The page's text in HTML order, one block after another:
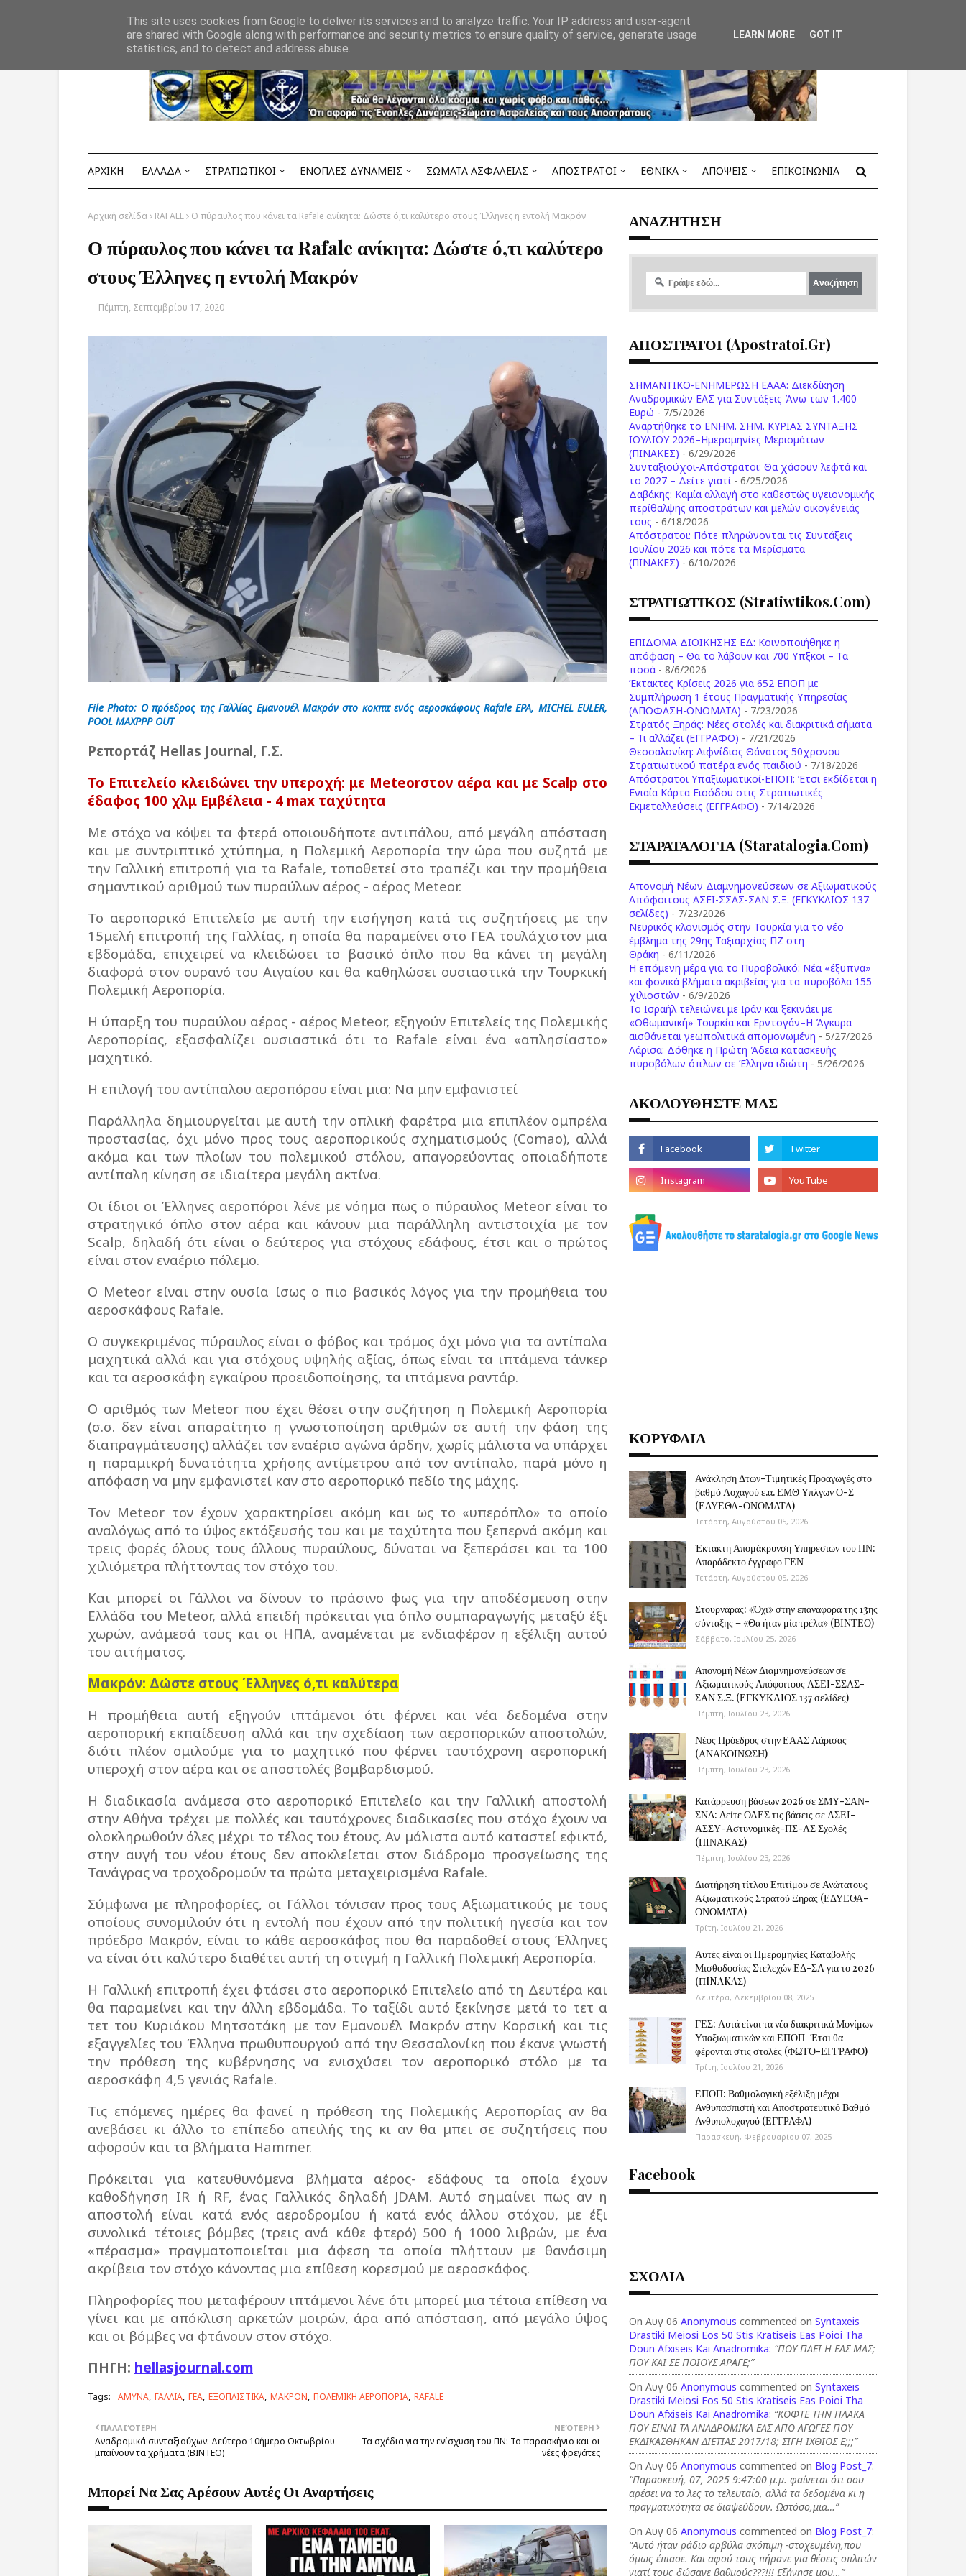
ΑΡΧΙΚΗ ΕΛΛΑΔΑ ΣΤΡΑΤΙΩΤΙΚΟΙ ΕΝΟΠΛΕΣ ΔΥΝΑΜΕΙΣ ΣΩΜΑΤΑ ΑΣΦΑΛΕΙΑΣ ΑΠΟΣΤΡΑΤΟΙ ΕΘΝΙΚΑ ΑΠΟΨΕΙΣ ΕΠΙΚΟΙΝΩΝΙΑ
Αρχική σελίδα RAFALE Ο πύραυλος που κάνει τα Rafale ανίκητα: Δώστε ό,τι καλύτερο στους Έλληνες η εντολή Μακρόν
Ο πύραυλος που κάνει τα Rafale ανίκητα: Δώστε ό,τι καλύτερο
στους Έλληνες η εντολή Μακρόν
- Πέμπτη, Σεπτεμβρίου 17, 2020
File Photo: Ο πρόεδρος της Γαλλίας Εμανουέλ Μακρόν στο κοκπιτ ενός αεροσκάφους Rafale EPA, MICHEL EULER,
POOL MAXPPP OUT
Ρεπορτάζ Hellas Journal, Γ.Σ.
Το Επιτελείο κλειδώνει την υπεροχή: με Meteorστον αέρα και με Scalp στο
έδαφος 100 χλμ Εμβέλεια - 4 max ταχύτητα
Με στόχο να κόψει τα φτερά οποιουδήποτε αντιπάλου, από μεγάλη απόσταση
και με συντριπτικό χτύπημα, η Πολεμική Αεροπορία την ώρα που συζητά με
την Γαλλική επιτροπή για τα Rafale, τοποθετεί στο τραπέζι και την προμήθεια
σημαντικού αριθμού των πυραύλων αέρος - αέρος Meteor.
Το αεροπορικό Επιτελείο με αυτή την εισήγηση κατά τις συζητήσεις με την
15μελή επιτροπή της Γαλλίας, η οποία θα παραμείνει στο ΓΕΑ τουλάχιστον μια
εβδομάδα, επιχειρεί να κλειδώσει το βασικό όπλο που θα κάνει τη μεγάλη
διαφορά στον ουρανό του Αιγαίου και θα καθηλώσει ουσιαστικά την Τουρκική
Πολεμική Αεροπορία.
Η ύπαρξη του πυραύλου αέρος - αέρος Meteor, εξηγούν Επιτελείς της Πολεμικής
Αεροπορίας, εξασφαλίζει ουσιαστικά ότι το Rafale είναι ένα «απλησίαστο»
μαχητικό.
Η επιλογή του αντίπαλου αεροπόρου είναι μια: Να μην εμφανιστεί
Παράλληλα δημιουργείται με αυτή την οπλική φαρέτρα μια επιπλέον ομπρέλα
προστασίας, όχι μόνο προς τους αεροπορικούς σχηματισμούς (Comao), αλλά
ακόμα και των πλοίων του πολεμικού στόλου, απαγορεύοντας οποιαδήποτε
αντίπαλη κίνηση σε ιδιαίτερα μεγάλη ακτίνα.
Οι ίδιοι οι Έλληνες αεροπόροι λένε με νόημα πως ο πύραυλος Meteor είναι το
στρατηγικό όπλο στον αέρα και κάνουν μια παράλληλη αντιστοιχία με τον
Scalp, δηλαδή ότι είναι ο δεύτερος για στόχους εδάφους, έτσι και ο πρώτος
είναι στον εναέριο πόλεμο.
Ο Meteor είναι στην ουσία ίσως ο πιο βασικός λόγος για την προμήθεια του
αεροσκάφους Rafale.
Ο συγκεκριμένος πύραυλος είναι ο φόβος και τρόμος όχι μόνο για τα αντίπαλα
μαχητικά αλλά και για στόχους υψηλής αξίας, όπως είναι τα ιπτάμενα τάνκερ
και τα αεροσκάφη εγκαίρου προειδοποίησης, τα ιπτάμενα ραντάρ.
Ο αριθμός των Meteor που έχει θέσει στην συζήτηση η Πολεμική Αεροπορία
(σ.σ. δεν είναι απαραίτητο η γνωστοποίηση αριθμών σε αυτή την φάση της
διαπραγμάτευσης) αλλάζει τον εναέριο αγώνα άρδην, χωρίς μάλιστα να υπάρχει
η παραμικρή δυνατότητα χρήσης αντίμετρου από τον αντίπαλο, παρά μόνο η
απόφαση να μην εμφανιστεί καν στο αεροπορικό πεδίο της μάχης.
Τον Meteor τον έχουν χαρακτηρίσει ακόμη και ως το «υπερόπλο» το οποίο
αναλόγως από το ύψος εκτόξευσής του και με ταχύτητα που ξεπερνά ακόμη και
τρεις φορές όλους τους άλλους πυραύλους, δύναται να ξεπεράσει και τα 100
χιλιόμετρα πλήττοντας τον στόχο του.
Και μπορεί οι Γάλλοι να δίνουν το πράσινο φως για την αποδέσμευση στην
Ελλάδα του Meteor, αλλά επειδή πρόκειται για όπλο συμπαραγωγής μεταξύ έξι
χωρών, ανάμεσά τους και οι ΗΠΑ, αναμένεται με ενδιαφέρον η εξέλιξη αυτού
του αιτήματος.
Μακρόν: Δώστε στους Έλληνες ό,τι καλύτερα
Η προμήθεια αυτή εξηγούν ιπτάμενοι ότι φέρνει και νέα δεδομένα στην
αεροπορική εκπαίδευση αλλά και την σχεδίαση των αεροπορικών αποστολών,
διότι πλέον ομιλούμε για το μαχητικό που φέρνει ταυτόχρονη αεροπορική
υπεροχή στον αέρα και σε αποστολές βομβαρδισμού.
Η διαδικασία ανάμεσα στο αεροπορικό Επιτελείο και την Γαλλική αποστολή
στην Αθήνα τρέχει με πολλές και ταυτόχρονες διαδικασίες που στόχο έχουν να
ολοκληρωθούν όλες μέχρι το τέλος του έτους. Αν μάλιστα αυτό καταστεί εφικτό,
στην αυγή του νέου έτους δεν αποκλείεται στον διάδρομο προσγείωσης της
Τανάγρας να τροχοδρομούν τα πρώτα μεταχειρισμένα Rafale.
Σύμφωνα με πληροφορίες, οι Γάλλοι τόνισαν προς τους Αξιωματικούς με τους
οποίους συνομιλούν ότι η εντολή που έχουν από την πολιτική ηγεσία και τον
πρόεδρο Μακρόν, είναι το κάθε αεροσκάφος που θα παραδοθεί στους Έλληνες
να είναι ότι καλύτερο διαθέτει αυτή τη στιγμή η Γαλλική Πολεμική Αεροπορία.
Η Γαλλική επιτροπή έχει φτάσει στο αεροπορικό Επιτελείο από τη Δευτέρα και
θα παραμείνει και την άλλη εβδομάδα. Το ταξίδι αυτό ξεκίνησε μετά το τετ α
τετ του Κυριάκου Μητσοτάκη με τον Εμανουέλ Μακρόν στην Κορσική και τις
εξαγγελίες του Έλληνα πρωθυπουργού από την Θεσσαλονίκη που έκανε γνωστή
την πρόθεση της κυβέρνησης να ενισχύσει τον αεροπορικό στόλο με τα
αεροσκάφη 4,5 γενιάς Rafale.
Τις επόμενες ημέρες θα φανεί η πρόθεση της Πολεμικής Αεροπορίας αν θα
ανεβάσει κι άλλο το επίπεδο απειλής της κι αν θα μπει σε συζητήσεις που
αφορούν και τα βλήματα Hammer.
Πρόκειται για κατευθυνόμενα βλήματα αέρος- εδάφους τα οποία έχουν
καθοδήγηση IR ή RF, ένας Γαλλικός δηλαδή JDAM. Αυτό σημαίνει πως αν η
αποστολή είναι κατά ενός αεροδρομίου ή κατά ενός άλλου στόχου, με έξι
συνολικά τέτοιες βόμβες (τρεις ανά κάθε φτερό) 500 ή 1000 λιβρών, με ένα
«πέρασμα» πραγματοποιείται μια άφεση τα οποία πλήττουν με θανάσιμη
ακρίβεια τον στόχο κάνοντας μια επίθεση κορεσμού με αεροσκάφος.
Πληροφορίες που μεταφέρουν ιπτάμενοι λένε ότι μπορεί μια τέτοια επίθεση να
γίνει και με απόκλιση αρκετών μοιρών, άρα από απόσταση, από μεγάλο ύψος
και οι βόμβες να φτάνουν στον στόχο.
ΠΗΓΗ: hellasjournal.com
Tags: ΑΜΥΝΑ ΓΑΛΛΙΑ ΓΕΑ ΕΞΟΠΛΙΣΤΙΚΑ ΜΑΚΡΟΝ ΠΟΛΕΜΙΚΗ ΑΕΡΟΠΟΡΙΑ RAFALE
ΝΕΌΤΕΡΗ
Τα σχέδια για την ενίσχυση του ΠΝ: Το παρασκήνιο και οι
νέες φρεγάτες
ΠΑΛΑΙΌΤΕΡΗ
Αναδρομικά συνταξιούχων: Δεύτερο 10ήμερο Οκτωβρίου
μπαίνουν τα χρήματα (BINTEO)
Μπορεί Να Σας Αρέσουν Αυτές Οι Αναρτήσεις
ΑΝΑΖΗΤΗΣΗ
ΑΠΟΣΤΡΑΤΟΙ (apostratoi.gr)
ΣΗΜΑΝΤΙΚΟ-ΕΝΗΜΕΡΩΣΗ ΕΑΑΑ: Διεκδίκηση
Αναδρομικών ΕΑΣ για Συντάξεις Άνω των 1.400
Ευρώ - 7/5/2026
Aναρτήθηκε το ENHM. ΣΗΜ. ΚΥΡΙΑΣ ΣΥΝΤΑΞΗΣ
ΙΟΥΛΙΟΥ 2026–Ημερομηνίες Μερισμάτων
(ΠΙΝΑΚΕΣ) - 6/29/2026
Συνταξιούχοι-Απόστρατοι: Θα χάσουν λεφτά και
το 2027 – Δείτε γιατί - 6/25/2026
Δαβάκης: Καμία αλλαγή στο καθεστώς υγειονομικής
περίθαλψης αποστράτων και μελών οικογένειάς
τους - 6/18/2026
Aπόστρατοι: Πότε πληρώνονται τις Συντάξεις
Ιουλίου 2026 και πότε τα Μερίσματα
(ΠΙΝΑΚΕΣ) - 6/10/2026
ΣΤΡΑΤΙΩΤΙΚΟΣ (stratiwtikos.com)
ΕΠΙΔΟΜΑ ΔΙΟΙΚΗΣΗΣ ΕΔ: Κοινοποιήθηκε η
απόφαση – Θα το λάβουν και 700 Υπξκοι – Τα
ποσά - 8/6/2026
Έκτακτες Κρίσεις 2026 για 652 ΕΠΟΠ με
Συμπλήρωση 1 έτους Πραγματικής Υπηρεσίας
(ΑΠΟΦΑΣΗ-ONOMATA) - 7/23/2026
Στρατός Ξηράς: Νέες στολές και διακριτικά σήματα
– Τι αλλάζει (ΕΓΓΡΑΦΟ) - 7/21/2026
Θεσσαλονίκη: Αιφνίδιος Θάνατος 50χρονου
Στρατιωτικού πατέρα ενός παιδιού - 7/18/2026
Απόστρατοι Υπαξιωματικοί-ΕΠΟΠ: Έτσι εκδίδεται η
Ενιαία Κάρτα Εισόδου στις Στρατιωτικές
Εκμεταλλεύσεις (ΕΓΓΡΑΦΟ) - 7/14/2026
ΣΤΑΡΑΤΑΛΟΓΙΑ (staratalogia.com)
Απονομή Νέων Διαμνημονεύσεων σε Αξιωματικούς
Απόφοιτους ΑΣΕΙ-ΣΣΑΣ-ΣΑΝ Σ.Ξ. (ΕΓΚΥΚΛΙΟΣ 137
σελίδες) - 7/23/2026
Νευρικός κλονισμός στην Τουρκία για το νέο
έμβλημα της 29ης Ταξιαρχίας ΠΖ στη
Θράκη - 6/11/2026
Η επόμενη μέρα για το Πυροβολικό: Νέα «έξυπνα»
και φονικά βλήματα ακριβείας για τα πυροβόλα 155
χιλιοστών - 6/9/2026
Το Ισραήλ τελειώνει με Ιράν και ξεκινάει με
«Οθωμανική» Τουρκία και Ερντογάν–Η Άγκυρα
αισθάνεται γεωπολιτικά απομονωμένη - 5/27/2026
Λάρισα: Δόθηκε η Πρώτη Άδεια κατασκευής
πυροβόλων όπλων σε Έλληνα ιδιώτη - 5/26/2026
ΑΚΟΛΟΥΘΗΣΤΕ ΜΑΣ
ΚΟΡΥΦΑΙΑ
Ανάκληση Δτων-Τιμητικές Προαγωγές στο
βαθμό Λοχαγού ε.α. ΕΜΘ Υπλγων Ο-Σ
(ΕΔΥΕΘΑ-ΟΝΟΜΑΤΑ)
Τετάρτη, Αυγούστου 05, 2026
Έκτακτη Απομάκρυνση Υπηρεσιών του ΠΝ:
Απαράδεκτο έγγραφο ΓΕΝ
Τετάρτη, Αυγούστου 05, 2026
Στουρνάρας: «Όχι» στην επαναφορά της 13ης
σύνταξης – «Θα ήταν μία τρέλα» (ΒΙΝΤΕΟ)
Σάββατο, Ιουλίου 25, 2026
Απονομή Νέων Διαμνημονεύσεων σε
Αξιωματικούς Απόφοιτους ΑΣΕΙ-ΣΣΑΣ-
ΣΑΝ Σ.Ξ. (ΕΓΚΥΚΛΙΟΣ 137 σελίδες)
Πέμπτη, Ιουλίου 23, 2026
Νέος Πρόεδρος στην ΕΑΑΣ Λάρισας
(ΑΝΑΚΟΙΝΩΣΗ)
Πέμπτη, Ιουλίου 23, 2026
Κατάρρευση βάσεων 2026 σε ΣΜΥ-ΣΑΝ-
ΣΝΔ: Δείτε ΟΛΕΣ τις βάσεις σε ΑΣΕΙ-
ΑΣΣΥ-Αστυνομικές-ΠΣ-ΛΣ Σχολές
(ΠΙΝΑΚΑΣ)
Πέμπτη, Ιουλίου 23, 2026
Διατήρηση τίτλου Επιτίμου σε Ανώτατους
Αξιωματικούς Στρατού Ξηράς (ΕΔΥΕΘΑ-
ΟΝΟΜΑΤΑ)
Τρίτη, Ιουλίου 21, 2026
Αυτές είναι οι Ημερομηνίες Καταβολής
Μισθοδοσίας Στελεχών ΕΔ-ΣΑ για το 2026
(ΠINAKAΣ)
Δευτέρα, Δεκεμβρίου 08, 2025
ΓΕΣ: Αυτά είναι τα νέα διακριτικά Μονίμων
Υπαξιωματικών και ΕΠΟΠ–Έτσι θα
φέρονται στις στολές (ΦΩΤΟ-ΕΓΓΡΑΦΟ)
Τρίτη, Ιουλίου 21, 2026
ΕΠΟΠ: Βαθμολογική εξέλιξη μέχρι
Ανθυπασπιστή και Αποστρατευτικό Βαθμό
Ανθυπολοχαγού (ΕΓΓΡΑΦΑ)
Παρασκευή, Φεβρουαρίου 07, 2025
Facebook
ΣΧΟΛΙΑ
On Αυγ 06Anonymous commented onSyntaxeis
Drastiki Meiosi Eos 50 Stis Kratiseis Eas Poioi Tha
Doun Afxiseis Kai Anadromika: “ΠΟΥ ΠΑΕΙ Η ΕΑΣ ΜΑΣ;
ΠΟΥ ΚΑΙ ΣΕ ΠΟΙΟΥΣ ΑΡΑΓΕ;”
On Αυγ 06Anonymous commented onSyntaxeis
Drastiki Meiosi Eos 50 Stis Kratiseis Eas Poioi Tha
Doun Afxiseis Kai Anadromika: “ΚΟΦΤΕ ΤΗΝ ΠΛΑΚΑ
ΠΟΥ ΕΙΝΑΙ ΤΑ ΑΝΑΔΡΟΜΙΚΑ ΕΑΣ ΑΠΟ ΑΓΩΓΕΣ ΠΟΥ
ΕΚΔΙΚΑΣΘΗΚΑΝ ΔΙΕΤΙΑΣ 2017/18; ΣΙΓΗ ΙΧΘΙΟΣ Ε;;;”
On Αυγ 06Anonymous commented on Blog Post_7:
“Παρασκευή, 07, 2025 9:47:00 μ.μ. φαίνεται ότι σου
αρέσει να το λες το τελευταίο, αλλά τα δεδομένα κι η
πραγματικότητα σε διαψεύδουν. Ωστόσο,μια…”
On Αυγ 06Anonymous commented on Blog Post_7:
“Αυτό ήταν ράδιο αρβύλα σκόπιμη -στοχευμένη,που
όμως έπιασε. Και αφού τους πήρανε για θέσεις οπλιτών
γιατί τους δώσανε βαθμούς???!!! Εξήγησε μου…”
This site uses cookies from Google to deliver its services and to analyze traffic. Your IP address and user-agent
are shared with Google along with performance and security metrics to ensure quality of service, generate usage
statistics, and to detect and address abuse.
LEARN MORE GOT IT